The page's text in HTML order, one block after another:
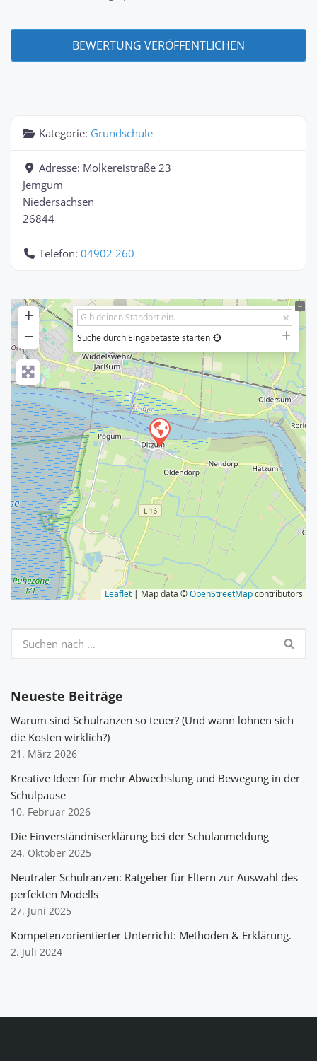
Kategorie: Grundschule
Adresse: Molkereistraße 23
Jemgum
Niedersachsen
26844
Telefon: 04902 260
+
−
Suche durch Eingabetaste starten
Leaflet | Map data ©OpenStreetMapcontributors
Neueste Beiträge
Warum sind Schulranzen so teuer? (Und wann lohnen sich
die Kosten wirklich?)
21. März 2026
Kreative Ideen für mehr Abwechslung und Bewegung in der
Schulpause
10. Februar 2026
Die Einverständniserklärung bei der Schulanmeldung
24. Oktober 2025
Neutraler Schulranzen: Ratgeber für Eltern zur Auswahl des
perfekten Modells
27. Juni 2025
Kompetenzorientierter Unterricht: Methoden & Erklärung.
2. Juli 2024